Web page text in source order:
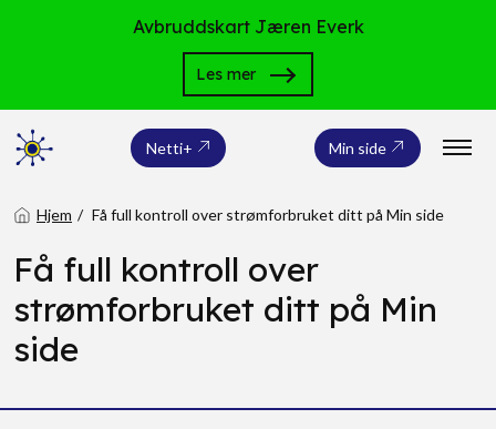
Avbruddskart Jæren Everk
Les mer
Netti+ Min side
Hjem Få full kontroll over strømforbruket ditt på Min side
Få full kontroll over
strømforbruket ditt på Min
side